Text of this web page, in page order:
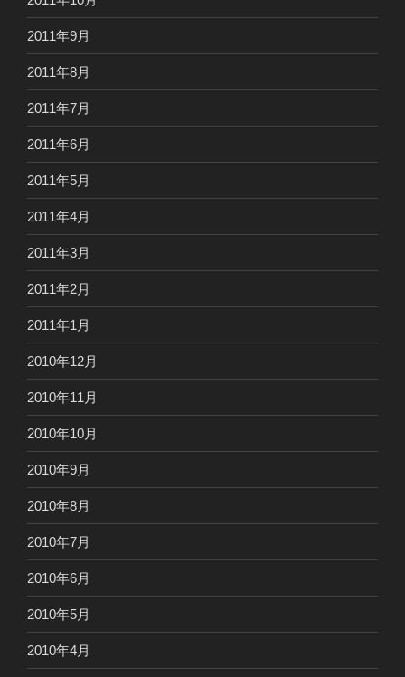
2011年9月
2011年8月
2011年7月
2011年6月
2011年5月
2011年4月
2011年3月
2011年2月
2011年1月
2010年12月
2010年11月
2010年10月
2010年9月
2010年8月
2010年7月
2010年6月
2010年5月
2010年4月